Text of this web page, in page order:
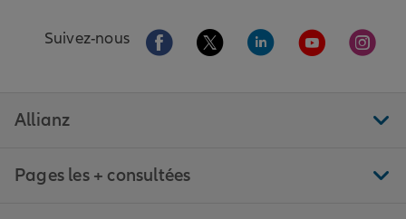
Suivez-nous Aller sur la page Facebook de Allianz
Aller sur la page Twitter de
Aller sur la page
Aller sur la
Aller
Allianz
Pages les + consultées